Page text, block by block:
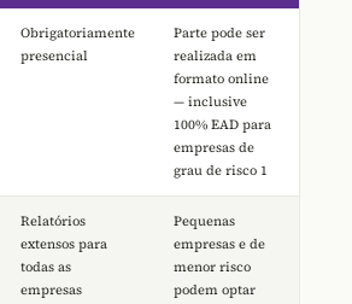
Obrigatoriamente
presencial
Parte pode ser
realizada em
formato online
— inclusive
100% EAD para
empresas de
grau de risco 1
Relatórios
extensos para
todas as
empresas
Pequenas
empresas e de
menor risco
podem optar